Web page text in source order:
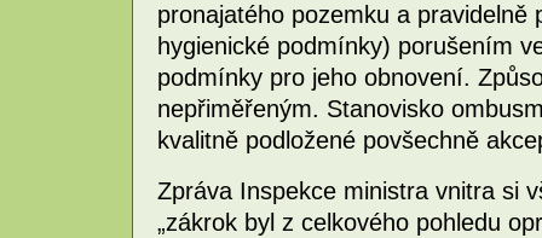
pronajatého pozemku a
hygienické podmínky) porušením
podmínky pro jeho obnovení.
nepřiměřeným. Stanovisko
kvalitně podložené povšechně
Zpráva Inspekce ministra vnitra si
„zákrok byl z celkového pohledu